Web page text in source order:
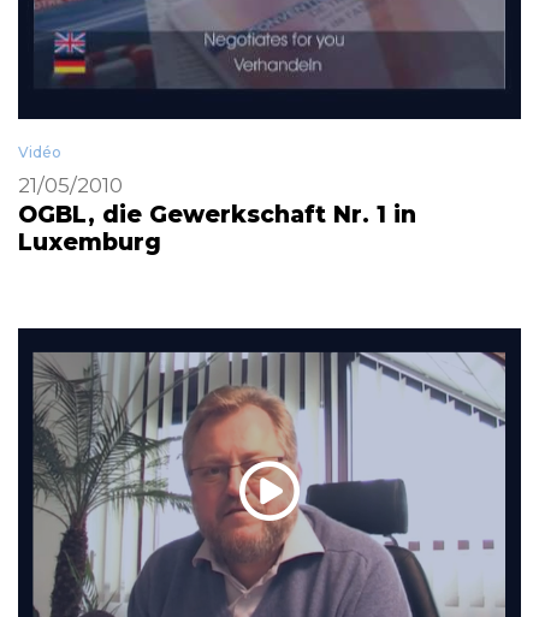
Vidéo
21/05/2010
OGBL, die Gewerkschaft Nr. 1 in
Luxemburg